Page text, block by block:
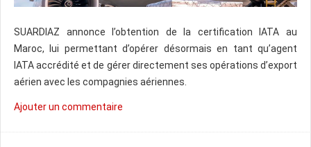
SUARDIAZ annonce l’obtention de la certification IATA au
Maroc, lui permettant d’opérer désormais en tant qu’agent
IATA accrédité et de gérer directement ses opérations d’export
aérien avec les compagnies aériennes.
Ajouter un commentaire